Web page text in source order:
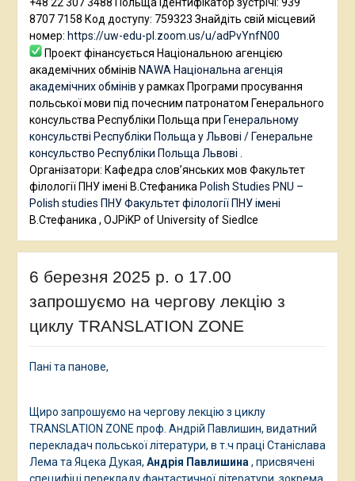
+48 22 307 3488 Польща Ідентифікатор зустрічі: 939
8707 7158 Код доступу: 759323 Знайдіть свій місцевий
номер: https://uw-edu-pl.zoom.us/u/adPvYnfN00
Проект фінансується Національною агенцією
академічних обмінів NAWA Національна агенція
академічних обмінів у рамках Програми просування
польської мови під почесним патронатом Генерального
консульства Республіки Польща при Генеральному
консульстві Республіки Польща у Львові / Генеральне
консульство Республіки Польща Львові .
Організатори: Кафедра слов’янських мов Факультет
філології ПНУ імені В.Стефаника Polish Studies PNU –
Polish studies ПНУ Факультет філології ПНУ імені
В.Стефаника , OJPiKP of University of Siedlce
6 березня 2025 р. о 17.00
запрошуємо на чергову лекцію з
циклу TRANSLATION ZONE
Пані та панове,
Щиро запрошуємо на чергову лекцію з циклу
TRANSLATION ZONE проф. Андрій Павлишин, видатний
перекладач польської літератури, в т.ч праці Станіслава
Лема та Яцека Дукая, Андрія Павлишина, присвячені